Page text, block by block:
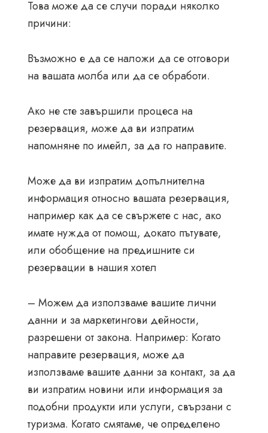
Това може да се случи поради няколко
причини:
Възможно е да се наложи да се отговори
на вашата молба или да се обработи.
Ако не сте завършили процеса на
резервация, може да ви изпратим
напомняне по имейл, за да го направите.
Може да ви изпратим допълнителна
информация относно вашата резервация,
например как да се свържете с нас, ако
имате нужда от помощ, докато пътувате,
или обобщение на предишните си
резервации в нашия хотел
– Можем да използваме вашите лични
данни и за маркетингови дейности,
разрешени от закона. Например: Когато
направите резервация, може да
използваме вашите данни за контакт, за да
ви изпратим новини или информация за
подобни продукти или услуги, свързани с
туризма. Когато смятаме, че определено